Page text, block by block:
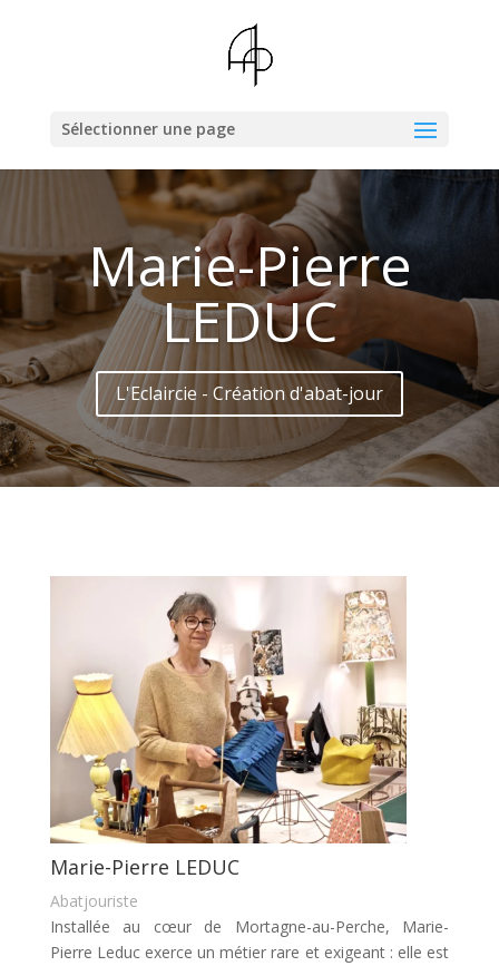
Sélectionner une page
Marie-Pierre
LEDUC
L'Eclaircie - Création d'abat-jour
Marie-Pierre LEDUC
Abatjouriste
Installée au cœur de Mortagne-au-Perche, Marie-
Pierre Leduc exerce un métier rare et exigeant : elle est